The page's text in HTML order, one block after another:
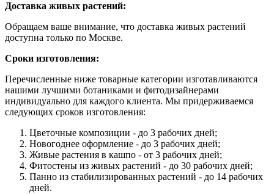
Доставка живых растений:
Обращаем ваше внимание, что доставка живых растений
доступна только по Москве.
Сроки изготовления:
Перечисленные ниже товарные категории изготавливаются
нашими лучшими ботаниками и фитодизайнерами
индивидуально для каждого клиента. Мы придерживаемся
следующих сроков изготовления:
Цветочные композиции - до 3 рабочих дней;
Новогоднее оформление - до 3 рабочих дней;
Живые растения в кашпо - от 3 рабочих дней;
Фитостены из живых растений - до 30 рабочих дней;
Панно из стабилизированных растений - до 14 рабочих
дней.